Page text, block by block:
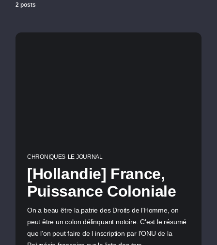
2 posts
CHRONIQUES LE JOURNAL
[Hollandie] France,
Puissance Coloniale
On a beau être la patrie des Droits de l'Homme, on
peut être un colon délinquant notoire. C'est le résumé
que l'on peut faire de l inscription par l'ONU de la